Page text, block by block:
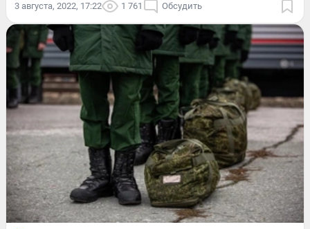
3 августа, 2022, 17:22 1 761 Обсудить